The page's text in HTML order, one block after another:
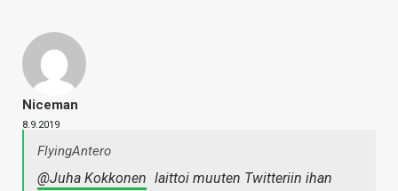
Niceman
8.9.2019
FlyingAntero
@Juha Kokkonen laittoi muuten Twitteriin ihan